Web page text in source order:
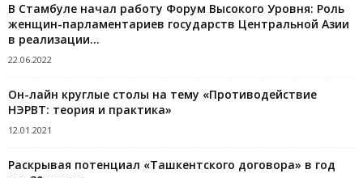
В Стамбуле начал работу Форум Высокого Уровня: Роль
женщин-парламентариев государств Центральной Азии
в реализации...
22.06.2022
Он-лайн круглые столы на тему «Противодействие
НЭРВТ: теория и практика»
12.01.2021
Раскрывая потенциал «Ташкентского договора» в год